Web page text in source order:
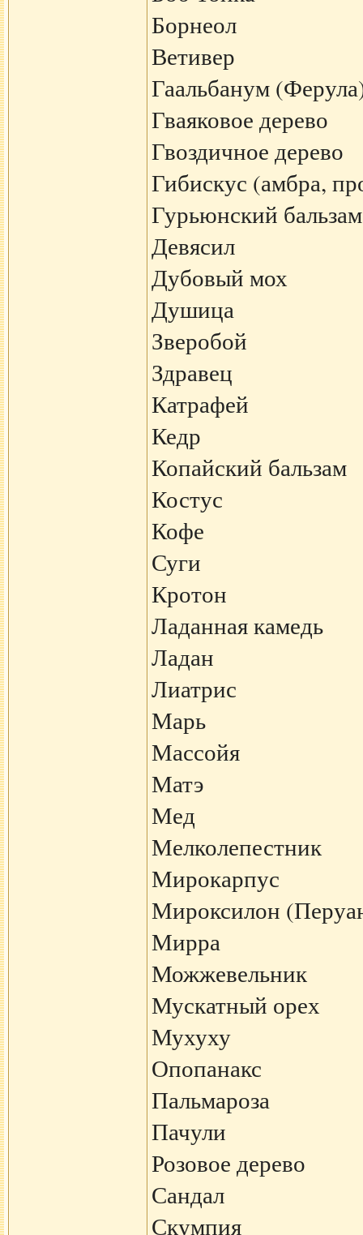
Борнеол
Ветивер
Гаальбанум
Гваяковое дерево
Гвоздичное дерево
Гибискус (амбра,
Гурьюнский бальзам
Девясил
Дубовый мох
Душица
Зверобой
Здравец
Катрафей
Кедр
Копайский бальзам
Костус
Кофе
Суги
Кротон
Ладанная камедь
Ладан
Лиатрис
Марь
Массойя
Матэ
Мед
Мелколепестник
Мирокарпус
Мироксилон
Мирра
Можжевельник
Мускатный орех
Мухуху
Опопанакс
Пальмароза
Пачули
Розовое дерево
Сандал
Скумпия